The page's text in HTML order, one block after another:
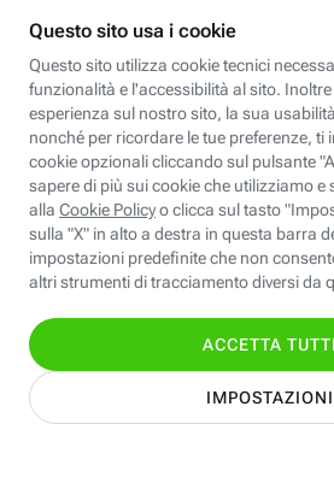
Sesei cliente Fastweb, puoi acquistare online.